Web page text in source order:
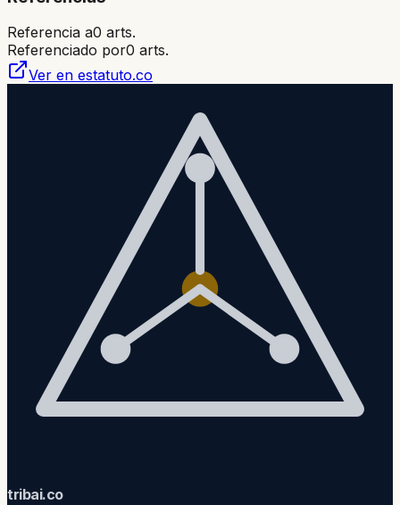
Referencia a0 arts.
Referenciado por0 arts.
Ver en estatuto.co
tribai.co